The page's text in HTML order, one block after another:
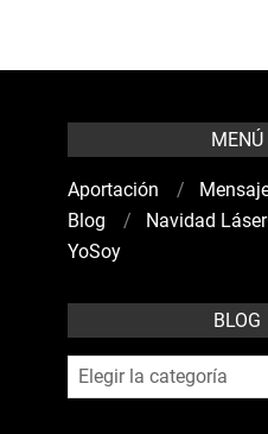
MENÚ
Aportación
Blog
Navidad
YoSoy
BLOG
blog